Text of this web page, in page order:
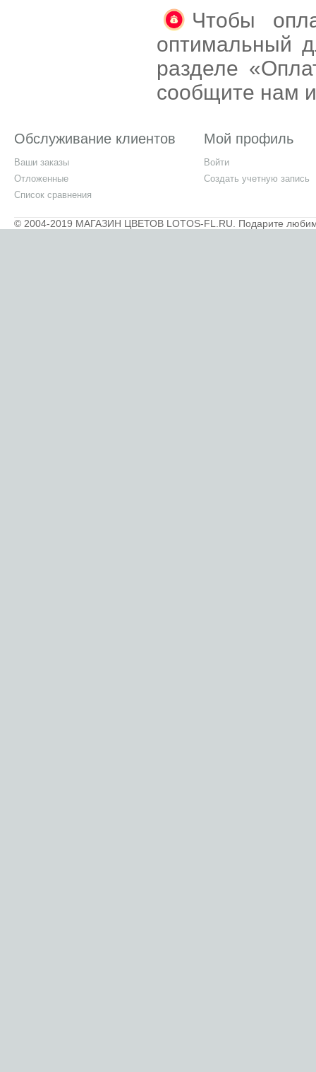
Чтобы
оптимальный
разделе
сообщите нам
Обслуживание клиентов
Ваши заказы
Отложенные
Список сравнения
Мой профиль
Войти
Создать учетную запись
© 2004-2019 МАГАЗИН ЦВЕТОВ LOTOS-FL.RU. Подарите